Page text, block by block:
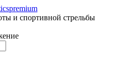
и спортивной стрельбы